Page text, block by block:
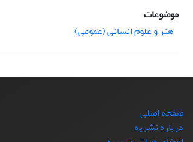
موضوعات
هنر و علوم انسانی (عمومی)
صفحه اصلی
درباره نشریه